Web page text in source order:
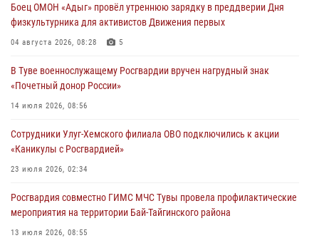
29 июля 2026, 09:41
26 сигналов «Тревога» с автотранспортов отработали экипажи
29 июля 2026, 08:37 1
В Туве офицер Росгвардии подвела итоги юбилейного личного
28 июля 2026, 07:48
Боец ОМОН «Адыг» провёл утреннюю зарядку в преддверии Дня
физкультурника для активистов Движения первых
04 августа 2026, 08:28 5
В Туве военнослужащему Росгвардии вручен нагрудный знак
«Почетный донор России»
14 июля 2026, 08:56
Сотрудники Улуг-Хемского филиала ОВО подключились к акции
«Каникулы с Росгвардией»
23 июля 2026, 02:34
Росгвардия совместно ГИМС МЧС Тувы провела профилактические
мероприятия на территории Бай-Тайгинского района
13 июля 2026, 08:55